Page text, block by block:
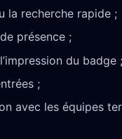
la recherche rapide ;
présence ;
du badge ;
;
avec les équipes